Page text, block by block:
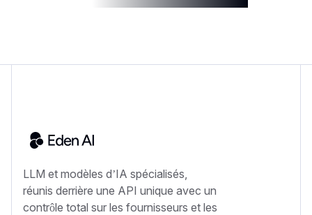
LLM et modèles d’IA spécialisés,
réunis derrière une API unique avec un
contrôle total sur les fournisseurs et les